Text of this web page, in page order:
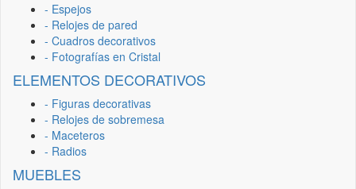
- Espejos
- Relojes de pared
- Cuadros decorativos
- Fotografías en Cristal
ELEMENTOS DECORATIVOS
- Figuras decorativas
- Relojes de sobremesa
- Maceteros
- Radios
MUEBLES